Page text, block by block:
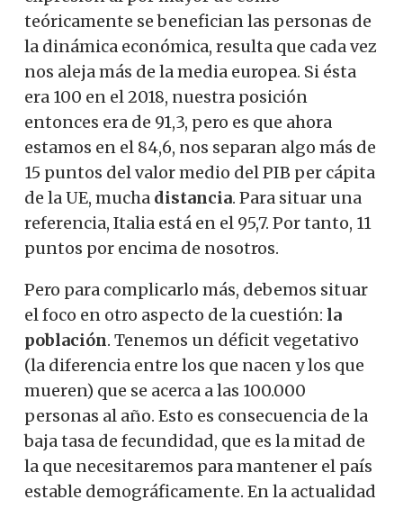
teóricamente se benefician las personas de
la dinámica económica, resulta que cada vez
nos aleja más de la media europea. Si ésta
era 100 en el 2018, nuestra posición
entonces era de 91,3, pero es que ahora
estamos en el 84,6, nos separan algo más de
15 puntos del valor medio del PIB per cápita
de la UE, mucha distancia. Para situar una
referencia, Italia está en el 95,7. Por tanto, 11
puntos por encima de nosotros.
Pero para complicarlo más, debemos situar
el foco en otro aspecto de la cuestión: la
población. Tenemos un déficit vegetativo
(la diferencia entre los que nacen y los que
mueren) que se acerca a las 100.000
personas al año. Esto es consecuencia de la
baja tasa de fecundidad, que es la mitad de
la que necesitaremos para mantener el país
estable demográficamente. En la actualidad